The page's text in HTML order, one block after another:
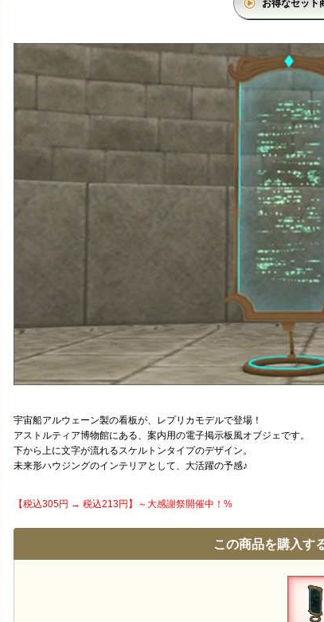
お得なセット
宇宙船アルウェーン製の看板が、レプリカモデルで登場！
アストルティア博物館にある、案内用の電子掲示板風オブジェです。
下から上に文字が流れるスケルトンタイプのデザイン。
未来形ハウジングのインテリアとして、大活躍の予感♪
【税込305円 → 税込213円】～大感謝祭開催中！%
この商品を購入す